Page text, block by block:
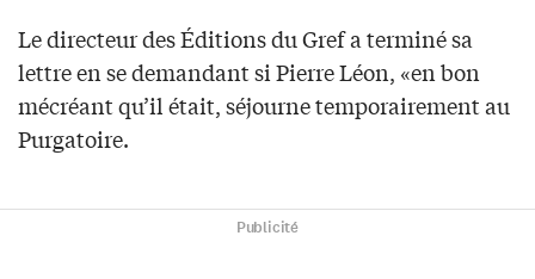
Le directeur des Éditions du Gref a terminé sa
lettre en se demandant si Pierre Léon, «en bon
mécréant qu’il était, séjourne temporairement au
Purgatoire.
Publicité